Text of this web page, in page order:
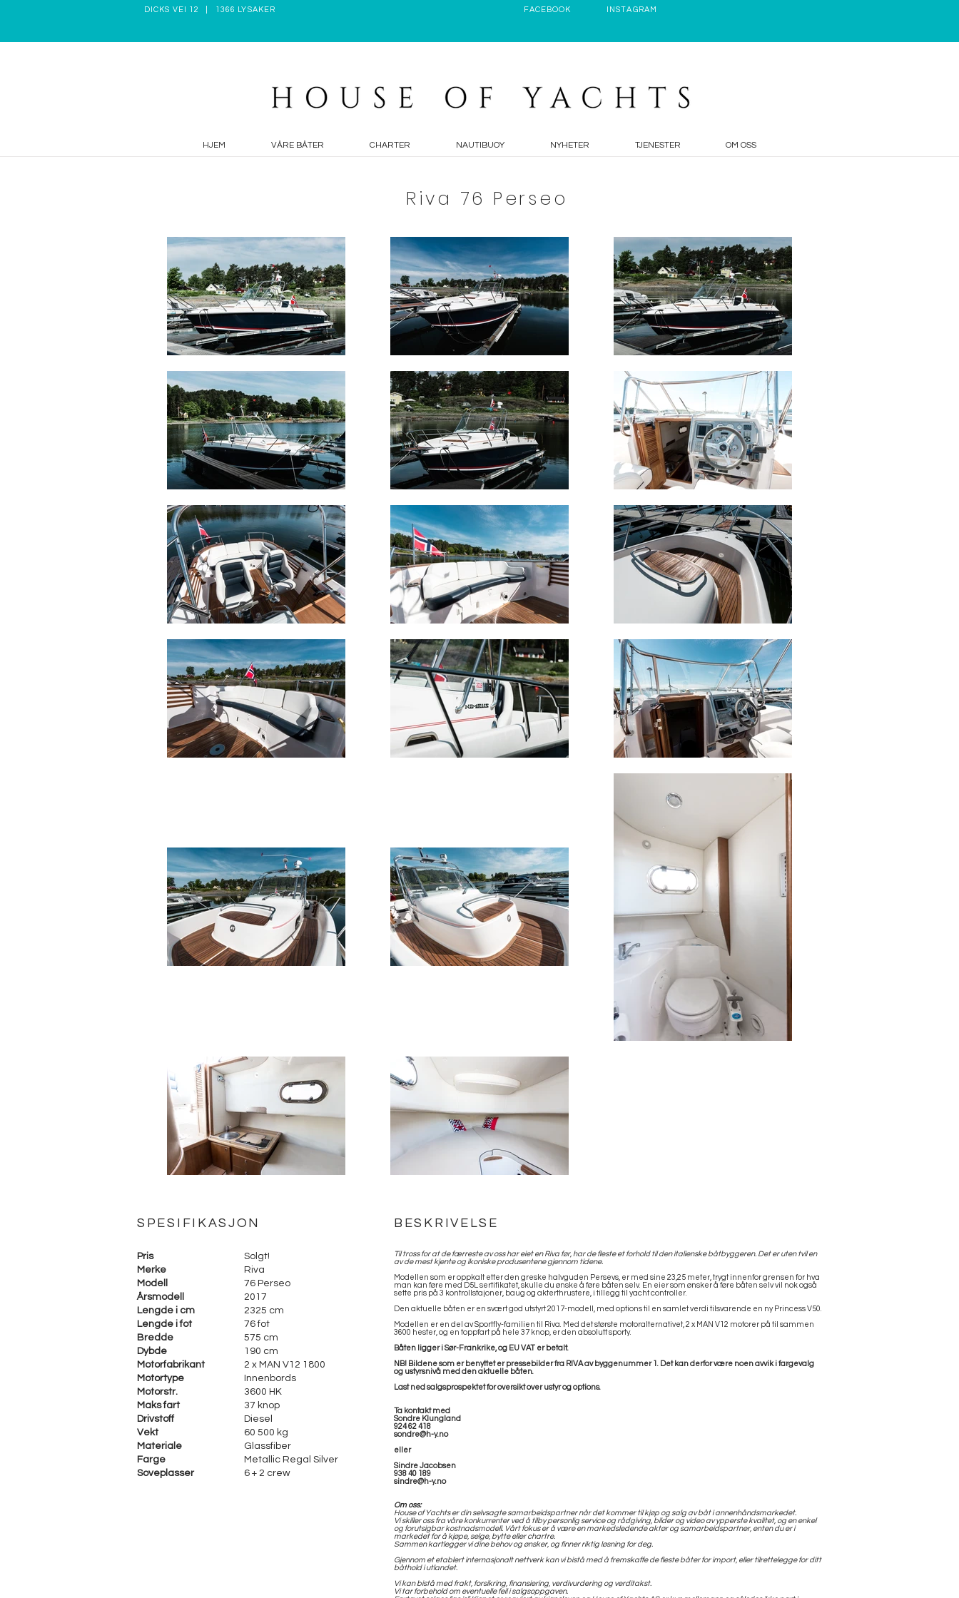
DICKS VEI 12 | 1366 LYSAKER FACEBOOK INSTAGRAM
HJEM VÅRE BÅTER CHARTER NAUTIBUOY NYHETER TJENESTER OM OSS
Riva 76 Perseo
SPESIFIKASJON BESKRIVELSE
Til tross for at de færreste av oss har eiet en Riva før, har de fleste et forhold til den italienske båtbyggeren. Det er uten tvil en
av de mest kjente og ikoniske produsentene gjennom tidene.
Modellen som er oppkalt etter den greske halvguden Persevs, er med sine 23,25 meter, trygt innenfor grensen for hva
man kan føre med D5L sertifikatet, skulle du ønske å føre båten selv. En eier som ønsker å føre båten selv vil nok også
sette pris på 3 kontrollstajoner, baug og akterthrustere, i tillegg til yacht controller.
Den aktuelle båten er en svært god utstyrt 2017-modell, med options til en samlet verdi tilsvarende en ny Princess V50.
Modellen er en del av Sportfly-familien til Riva. Med det største motoralternativet, 2 x MAN V12 motorer på til sammen
3600 hester, og en toppfart på hele 37 knop, er den absolutt sporty.
Båten ligger i Sør-Frankrike, og EU VAT er betalt.
NB! Bildene som er benyttet er pressebilder fra RIVA av byggenummer 1. Det kan derfor være noen avvik i fargevalg
og ustyrsnivå med den aktuelle båten.
Last ned salgsprospektet for oversikt over ustyr og options.
Ta kontakt med
Sondre Klungland
924 62 418
sondre@h-y.no
eller
Sindre Jacobsen
938 40 189
sindre@h-y.no
Om oss:
House of Yachts er din selvsagte samarbeidspartner når det kommer til kjøp og salg av båt i annenhåndsmarkedet.
Vi skiller oss fra våre konkurrenter ved å tilby personlig service og rådgiving, bilder og video av ypperste kvalitet, og en enkel
og forutsigbar kostnadsmodell. Vårt fokus er å være en markedsledende aktør og samarbeidspartner, enten du er i
markedet for å kjøpe, selge, bytte eller chartre.
Sammen kartlegger vi dine behov og ønsker, og finner riktig løsning for deg.
Gjennom et etablert internasjonalt nettverk kan vi bistå med å fremskaffe de fleste båter for import, eller tilrettelegge for ditt
båthold i utlandet.
Vi kan bistå med frakt, forsikring, finansiering, verdivurdering og verditakst.
Vi tar forbehold om eventuelle feil i salgsoppgaven.
Solgt!
Riva
76 Perseo
2017
Pris
Merke
Modell
Årsmodell
Lengde i cm
2325 cm
Lengde i fot
76 fot
Bredde
575 cm
Dybde
190 cm
Motorfabrikant
2 x MAN V12 1800
Motortype
Innenbords
Motorstr.
3600 HK
Maks fart
37 knop
Drivstoff
Diesel
Vekt
60 500 kg
Materiale
Glassfiber
Farge
Metallic Regal Silver
Soveplasser
6 + 2 crew